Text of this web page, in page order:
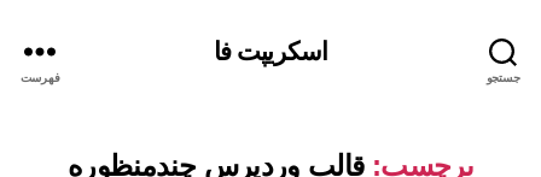
جستجو
اسکریپت فا
فهرست
برچسب: قالب وردپرس چندمنظوره